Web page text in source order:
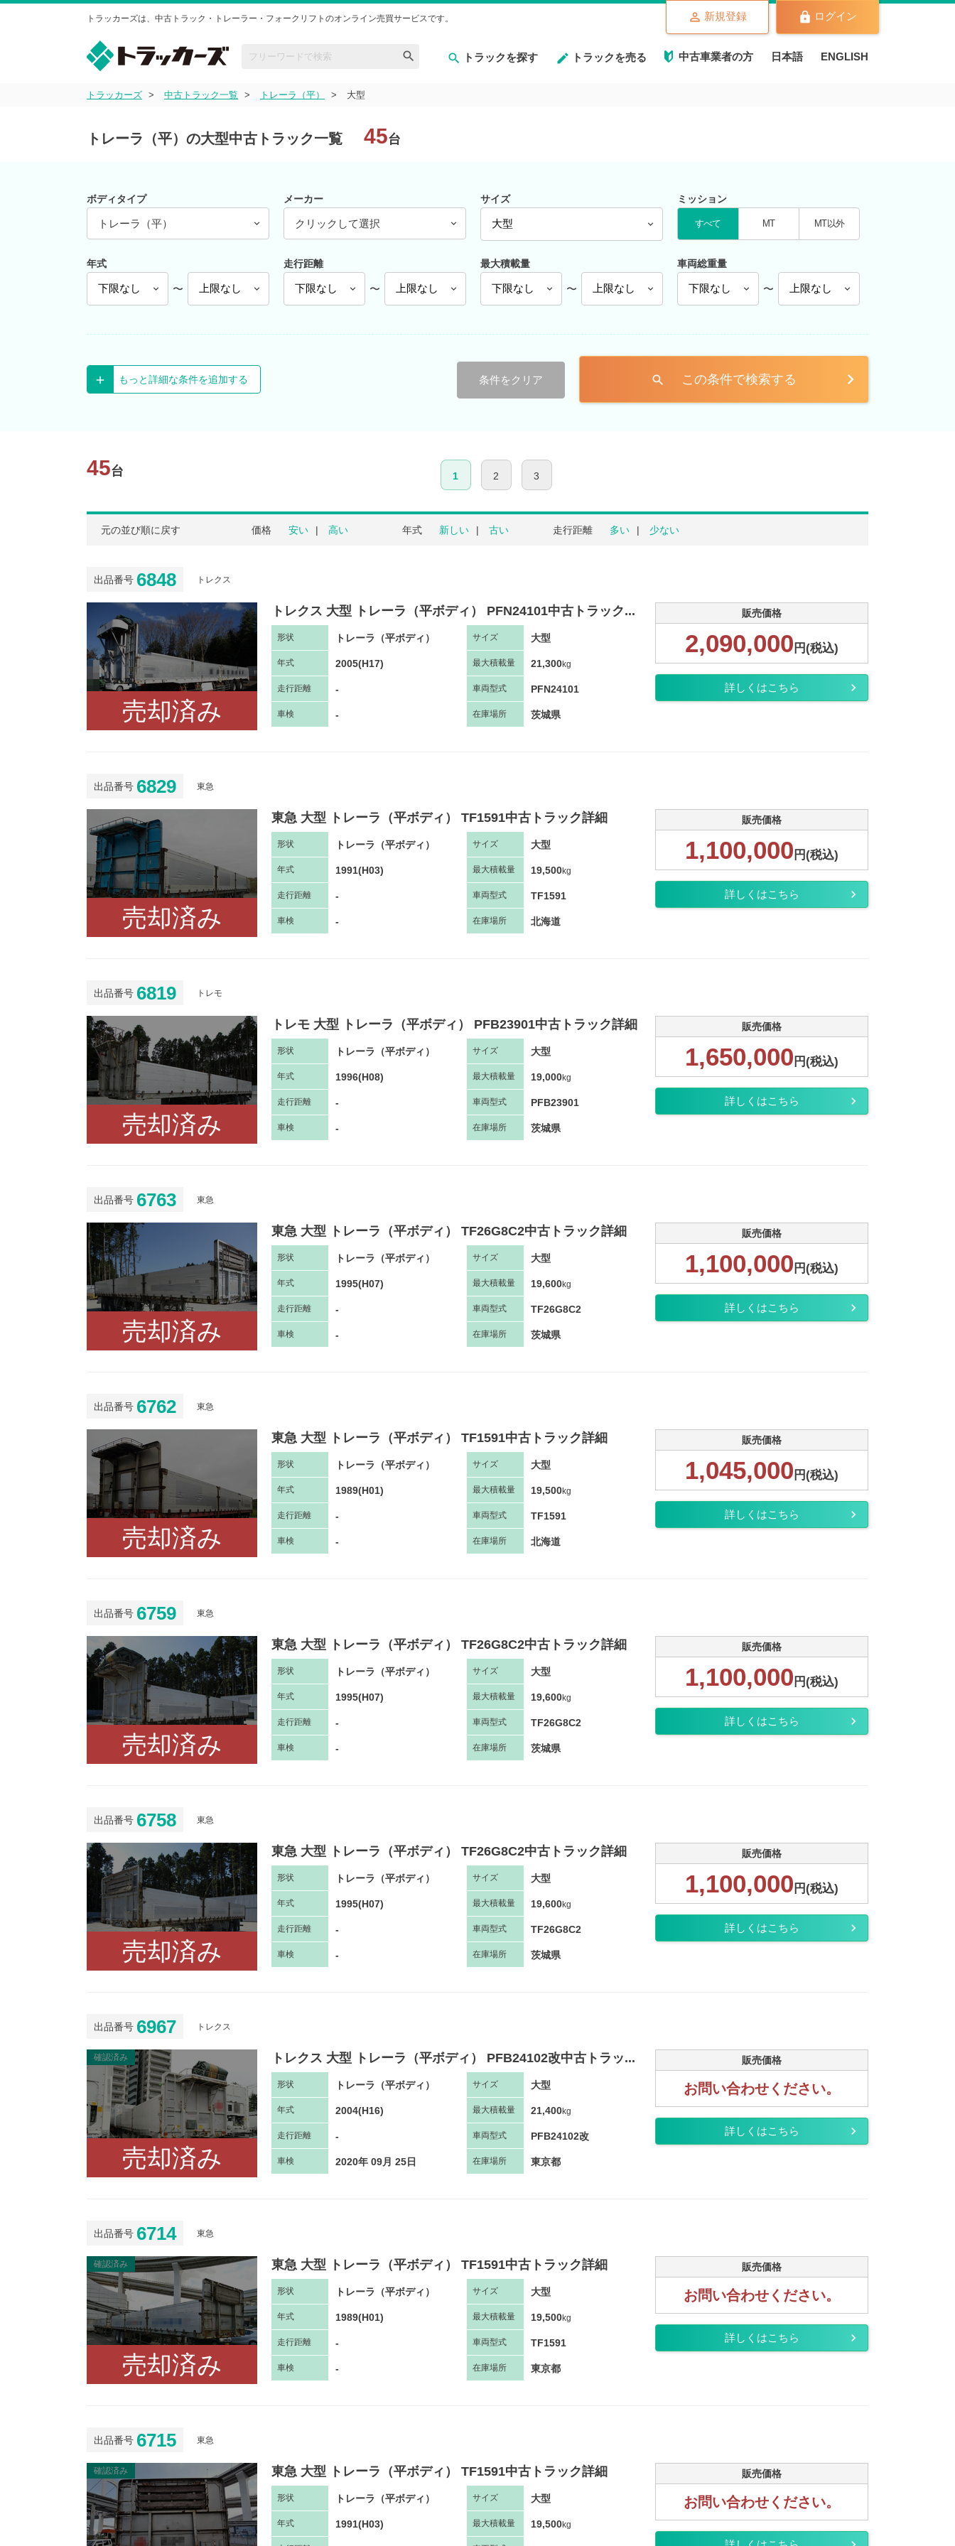
トラッカーズは、中古トラック・トレーラー・フォークリフトのオンライン売買サービスです。
トラックを探す トラックを売る 中古車業者の方 日本語 ENGLISH
新規登録 ログイン
トラッカーズ 中古トラック一覧 トレーラ（平） 大型
トレーラ（平）の大型中古トラック一覧 45台
ボディタイプ
トレーラ（平）
メーカー
クリックして選択
サイズ ミッション
すべて MT MT以外
年式
〜
走行距離
〜
最大積載量
〜
車両総重量
〜
もっと詳細な条件を追加する 条件をクリア search この条件で検索する
45台 1 2 3
元の並び順に戻す 価格 安い 高い 年式 新しい 古い 走行距離 多い 少ない
出品番号 6848 トレクス
売却済み
トレクス 大型 トレーラ（平ボディ） PFN24101中古トラック...
形状 トレーラ（平ボディ） サイズ 大型
年式 2005(H17) 最大積載量 21,300kg
走行距離 - 車両型式 PFN24101
車検 - 在庫場所 茨城県
販売価格
2,090,000 円(税込)
詳しくはこちら
出品番号 6829 東急
売却済み
東急 大型 トレーラ（平ボディ） TF1591中古トラック詳細
形状 トレーラ（平ボディ） サイズ 大型
年式 1991(H03) 最大積載量 19,500kg
走行距離 - 車両型式 TF1591
車検 - 在庫場所 北海道
販売価格
1,100,000 円(税込)
詳しくはこちら
出品番号 6819 トレモ
売却済み
トレモ 大型 トレーラ（平ボディ） PFB23901中古トラック詳細
形状 トレーラ（平ボディ） サイズ 大型
年式 1996(H08) 最大積載量 19,000kg
走行距離 - 車両型式 PFB23901
車検 - 在庫場所 茨城県
販売価格
1,650,000 円(税込)
詳しくはこちら
出品番号 6763 東急
売却済み
東急 大型 トレーラ（平ボディ） TF26G8C2中古トラック詳細
形状 トレーラ（平ボディ） サイズ 大型
年式 1995(H07) 最大積載量 19,600kg
走行距離 - 車両型式 TF26G8C2
車検 - 在庫場所 茨城県
販売価格
1,100,000 円(税込)
詳しくはこちら
出品番号 6762 東急
売却済み
東急 大型 トレーラ（平ボディ） TF1591中古トラック詳細
形状 トレーラ（平ボディ） サイズ 大型
年式 1989(H01) 最大積載量 19,500kg
走行距離 - 車両型式 TF1591
車検 - 在庫場所 北海道
販売価格
1,045,000 円(税込)
詳しくはこちら
出品番号 6759 東急
売却済み
東急 大型 トレーラ（平ボディ） TF26G8C2中古トラック詳細
形状 トレーラ（平ボディ） サイズ 大型
年式 1995(H07) 最大積載量 19,600kg
走行距離 - 車両型式 TF26G8C2
車検 - 在庫場所 茨城県
販売価格
1,100,000 円(税込)
詳しくはこちら
出品番号 6758 東急
売却済み
東急 大型 トレーラ（平ボディ） TF26G8C2中古トラック詳細
形状 トレーラ（平ボディ） サイズ 大型
年式 1995(H07) 最大積載量 19,600kg
走行距離 - 車両型式 TF26G8C2
車検 - 在庫場所 茨城県
販売価格
1,100,000 円(税込)
詳しくはこちら
出品番号 6967 トレクス
確認済み
売却済み
トレクス 大型 トレーラ（平ボディ） PFB24102改中古トラッ...
形状 トレーラ（平ボディ） サイズ 大型
年式 2004(H16) 最大積載量 21,400kg
走行距離 - 車両型式 PFB24102改
車検 2020年 09月 25日 在庫場所 東京都
販売価格
お問い合わせください。
詳しくはこちら
出品番号 6714 東急
確認済み
売却済み
東急 大型 トレーラ（平ボディ） TF1591中古トラック詳細
形状 トレーラ（平ボディ） サイズ 大型
年式 1989(H01) 最大積載量 19,500kg
走行距離 - 車両型式 TF1591
車検 - 在庫場所 東京都
販売価格
お問い合わせください。
詳しくはこちら
出品番号 6715 東急
確認済み 東急 大型 トレーラ（平ボディ） TF1591中古トラック詳細
形状 トレーラ（平ボディ） サイズ 大型
年式 1991(H03) 最大積載量 19,500kg
販売価格
お問い合わせください。